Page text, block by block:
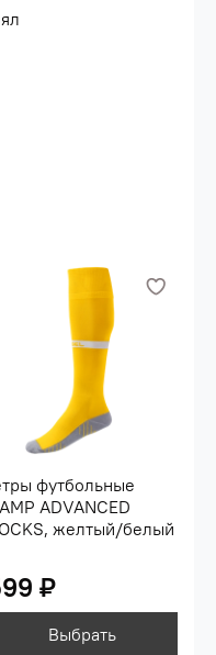
пакет с
футбольные
ADVANCED
желтый/белый
₽
Выбрать